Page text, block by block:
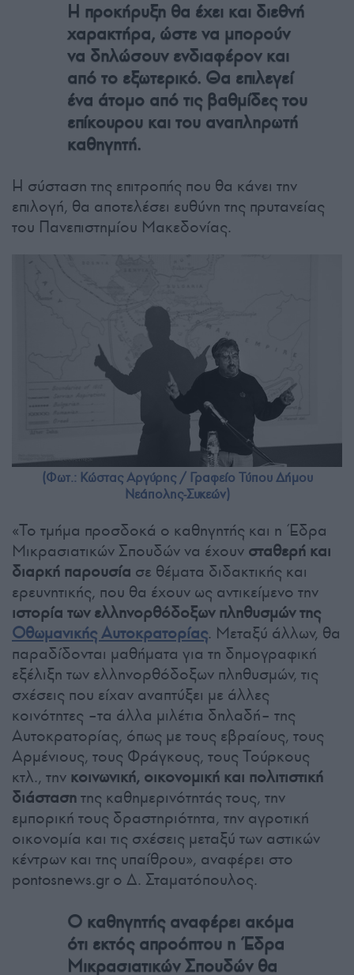
Η προκήρυξη θα έχει και διεθνή
χαρακτήρα, ώστε να μπορούν
να δηλώσουν ενδιαφέρον και
από το εξωτερικό. Θα επιλεγεί
ένα άτομο από τις βαθμίδες του
επίκουρου και του αναπληρωτή
καθηγητή.
Η σύσταση της επιτροπής που θα κάνει την
επιλογή, θα αποτελέσει ευθύνη της πρυτανείας
του Πανεπιστημίου Μακεδονίας.
(Φωτ.: Κώστας Αργύρης / Γραφείο Τύπου Δήμου
Νεάπολης-Συκεών)
«Το τμήμα προσδοκά ο καθηγητής και η Έδρα
Μικρασιατικών Σπουδών να έχουν σταθερή και
διαρκή παρουσία σε θέματα διδακτικής και
ερευνητικής, που θα έχουν ως αντικείμενο την
ιστορία των ελληνορθόδοξων πληθυσμών της
Οθωμανικής Αυτοκρατορίας. Μεταξύ άλλων, θα
παραδίδονται μαθήματα για τη δημογραφική
εξέλιξη των ελληνορθόδοξων πληθυσμών, τις
σχέσεις που είχαν αναπτύξει με άλλες
κοινότητες –τα άλλα μιλέτια δηλαδή– της
Αυτοκρατορίας, όπως με τους εβραίους, τους
Αρμένιους, τους Φράγκους, τους Τούρκους
κτλ., την κοινωνική, οικονομική και πολιτιστική
διάστασητης καθημερινότητάς τους, την
εμπορική τους δραστηριότητα, την αγροτική
οικονομία και τις σχέσεις μεταξύ των αστικών
κέντρων και της υπαίθρου», αναφέρει στο
pontosnews.gr ο Δ. Σταματόπουλος.
Ο καθηγητής αναφέρει ακόμα
ότι εκτός απροόπτου η Έδρα
Μικρασιατικών Σπουδών θα